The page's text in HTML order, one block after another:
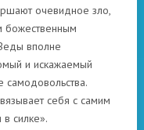
очевидное зло,
божественным
вполне
и искажаемый
самодовольства.
себя с самим
силке».